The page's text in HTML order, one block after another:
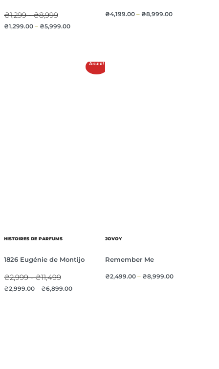
₴1,299 - ₴8,999
₴1,299.00– ₴5,999.00
₴4,199.00 – ₴8,999.00
Акція!
HISTOIRES DE PARFUMS
1826 Eugénie de Montijo
₴2,999 - ₴11,499
₴2,999.00– ₴6,899.00
JOVOY
Remember Me
₴2,499.00 – ₴8,999.00